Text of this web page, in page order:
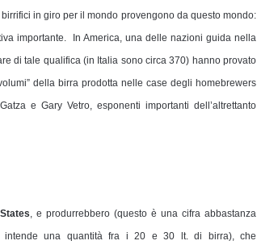
in giro per il mondo provengono da questo mondo:
importante.
In America, una delle nazioni guida nella
di tale qualifica (in Italia sono circa 370) hanno provato
della birra prodotta nelle case degli homebrewers
e Gary Vetro, esponenti importanti dell’altrettanto
, e produrrebbero (questo è una cifra abbastanza
una quantità fra i 20 e 30 lt. di birra), che